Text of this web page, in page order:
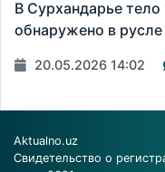
В Сурхандарье
обнаружено в русле
20.05.2026 14:02
Aktualno.uz
Свидетельство о